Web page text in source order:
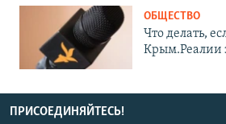
ОБЩЕСТВО
Что делать,
Крым.Реалии
ПРИСОЕДИНЯЙТЕСЬ!